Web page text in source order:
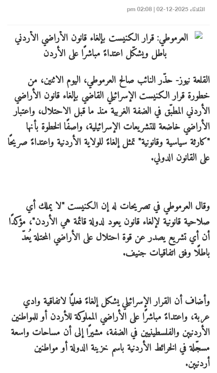
الثلاثاء 2025-12-02 | 02:08 pm
القلعة نيوز- حذّر النائب صالح العرموطي، اليوم الاثنين، من
خطورة قرار الكنيست الإسرائيلي القاضي بإلغاء قانون الأراضي
الأردني المطبّق في الضفة الغربية منذ ما قبل الاحتلال، واعتبار
الأراضي خاضعة للتشريعات الإسرائيلية، واصفًا الخطوة بأنها
"كارثة سياسية وقانونية" تمثل إلغاءً للولاية الأردنية واعتداءً صريحًا
على القانون الدولي.
وقال العرموطي في تصريحات له إن الكنيست "لا يملك أي
صلاحية قانونية لإلغاء قانون يعود لدولة قائمة هي الأردن"، مؤكدًا
أن أي تشريع يصدر عن قوة احتلال على الأراضي المحتلة يُعدّ
باطلًا وفق اتفاقيات جنيف.
وأضاف أن القرار الإسرائيلي يشكل إلغاءً فعليًا لاتفاقية وادي
عربة، واعتداءً مباشرًا على الأراضي المملوكة للأردن أو للمواطنين
الأردنيين والفلسطينيين في الضفة، مشيرًا إلى أن مساحات واسعة
مسجّلة في الخرائط الأردنية باسم خزينة الدولة أو مواطنين
أردنيين.